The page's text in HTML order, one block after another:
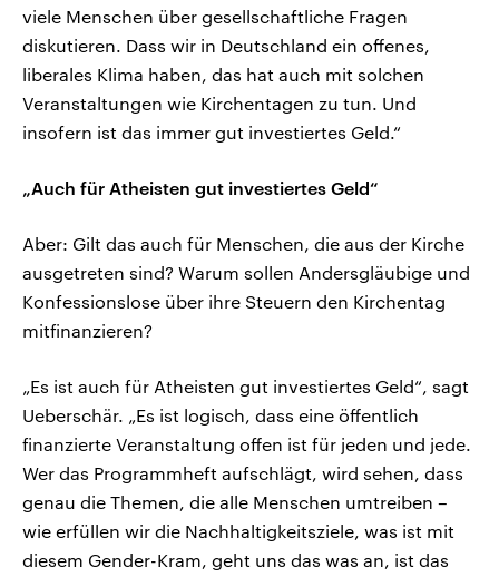
viele Menschen über gesellschaftliche Fragen
diskutieren. Dass wir in Deutschland ein offenes,
liberales Klima haben, das hat auch mit solchen
Veranstaltungen wie Kirchentagen zu tun. Und
insofern ist das immer gut investiertes Geld.“
„Auch für Atheisten gut investiertes Geld“
Aber: Gilt das auch für Menschen, die aus der Kirche
ausgetreten sind? Warum sollen Andersgläubige und
Konfessionslose über ihre Steuern den Kirchentag
mitfinanzieren?
„Es ist auch für Atheisten gut investiertes Geld“, sagt
Ueberschär. „Es ist logisch, dass eine öffentlich
finanzierte Veranstaltung offen ist für jeden und jede.
Wer das Programmheft aufschlägt, wird sehen, dass
genau die Themen, die alle Menschen umtreiben –
wie erfüllen wir die Nachhaltigkeitsziele, was ist mit
diesem Gender-Kram, geht uns das was an, ist das